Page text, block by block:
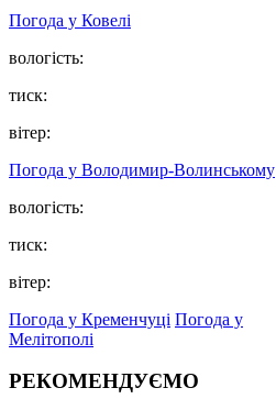
Погода у Ковелі
вологість:
тиск:
вітер:
Погода у Володимир-Волинському
вологість:
тиск:
вітер:
Погода у Кременчуці Погода у
Мелітополі
РЕКОМЕНДУЄМО